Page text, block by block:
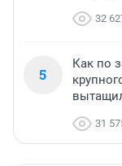
32
5
Как по
31